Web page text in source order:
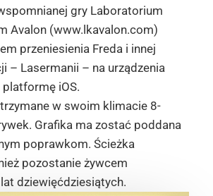
gry Laboratorium
Avalon (www.lkavalon.com)
przeniesienia Freda i innej
– Lasermanii – na urządzenia
iOS.
w swoim klimacie 8-
Grafika ma zostać poddana
poprawkom. Ścieżka
pozostanie żywcem
dziewięćdziesiątych.